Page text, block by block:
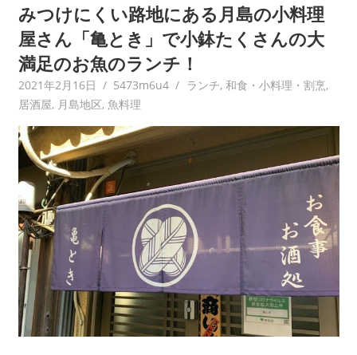
みつけにくい路地にある月島の小料理
屋さん「亀とき」で小鉢たくさんの大
満足のお魚のランチ！
2021年2月16日 5473m6u4 ランチ, 和食・小料理・割烹,
居酒屋, 月島地区, 魚料理